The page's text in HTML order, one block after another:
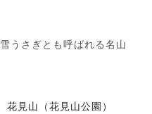
雪うさぎとも呼ばれる名山
花見山（花見山公園）